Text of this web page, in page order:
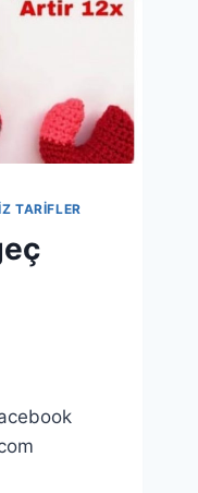
TARIFLER